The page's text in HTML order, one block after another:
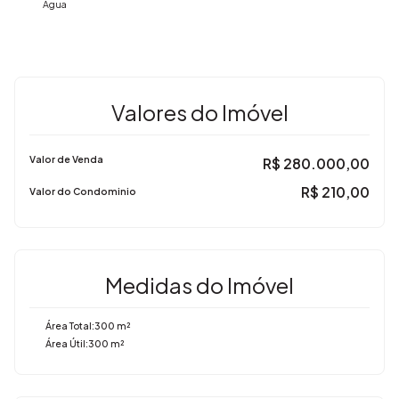
Água
Valores do Imóvel
R$ 280.000,00
Valor de Venda
Valor do Condominio R$ 210,00
Medidas do Imóvel
Área Total:300 m²
Área Útil:300 m²